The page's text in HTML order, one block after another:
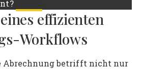
effizienten
Workflows
Abrechnung betrifft nicht nur